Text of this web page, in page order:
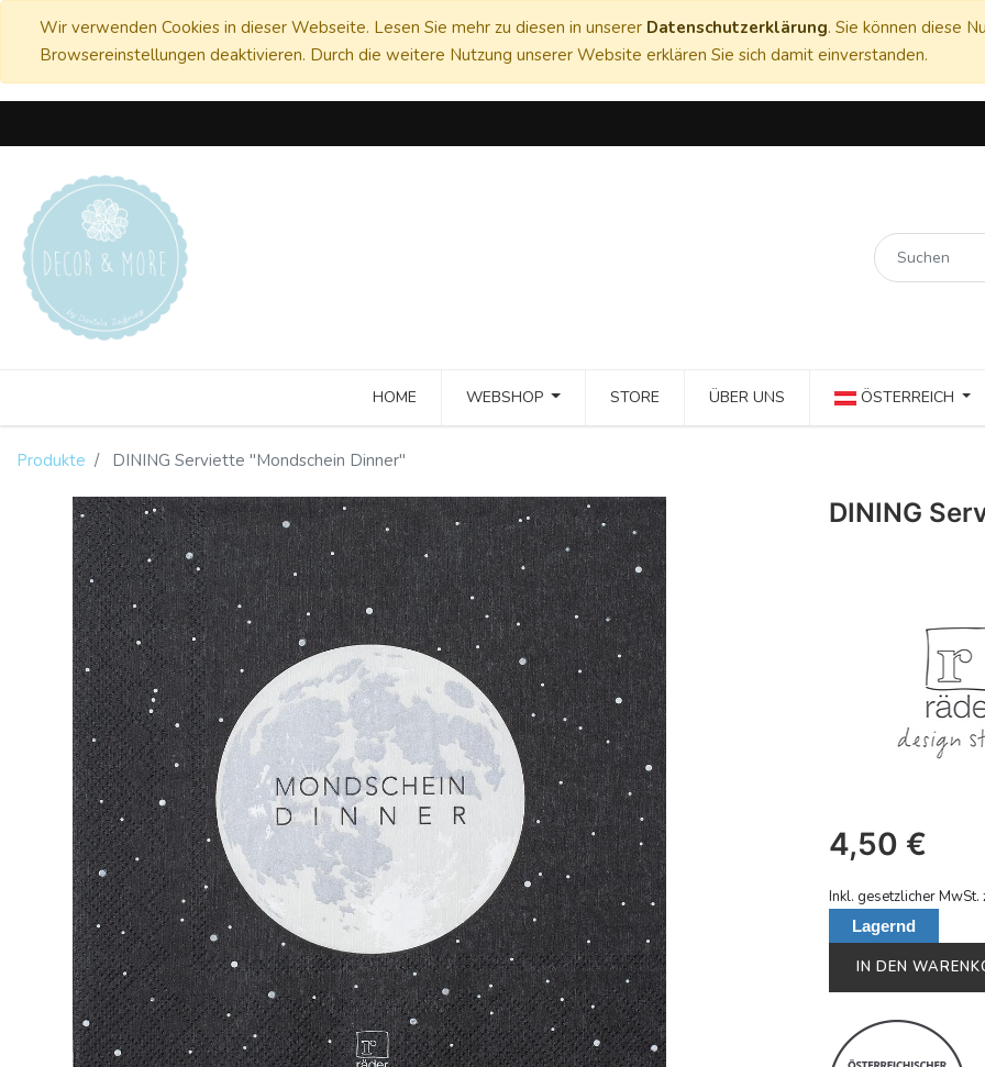
Wir verwenden Cookies in dieser Webseite. Lesen Sie mehr zu diesen in unserer Datenschutzerklärung. Sie können diese
Browsereinstellungen deaktivieren. Durch die weitere Nutzung unserer Website erklären Sie sich damit einverstanden.
HOME WEBSHOP STORE ÜBER UNS ÖSTERREICH
Produkte DINING Serviette "Mondschein Dinner"
DINING
4,50 €
Inkl. gesetzlicher
Lagernd
IN DEN